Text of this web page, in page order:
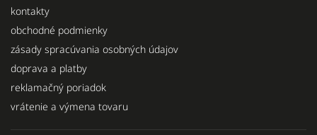
kontakty
obchodné podmienky
zásady spracúvania osobných údajov
doprava a platby
reklamačný poriadok
vrátenie a výmena tovaru